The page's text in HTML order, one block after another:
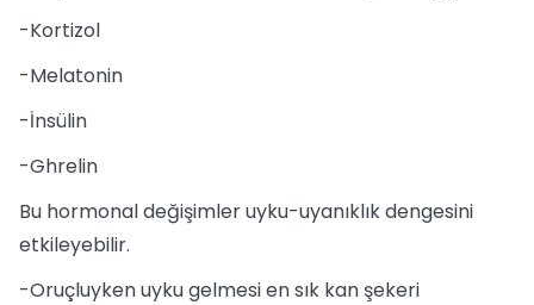
-Kortizol
-Melatonin
-İnsülin
-Ghrelin
Bu hormonal değişimler uyku-uyanıklık dengesini
etkileyebilir.
-Oruçluyken uyku gelmesi en sık kan şekeri